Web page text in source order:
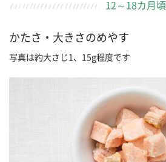
12～18カ月頃
かたさ・大きさのめやす
写真は約大さじ1、15g程度です